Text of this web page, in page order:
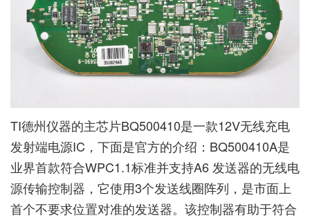
TI德州仪器的主芯片BQ500410是一款12V无线充电
发射端电源IC，下面是官方的介绍：BQ500410A是
业界首款符合WPC1.1标准并支持A6 发送器的无线电
源传输控制器，它使用3个发送线圈阵列，是市面上
首个不要求位置对准的发送器。该控制器有助于符合